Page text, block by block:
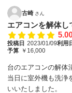
古崎 さん
エアコンを解体し
投稿日 2023/01/09利用
予算 ￥16,000
台のエアコンの解体
当日に室外機も洗浄
いいたしました。